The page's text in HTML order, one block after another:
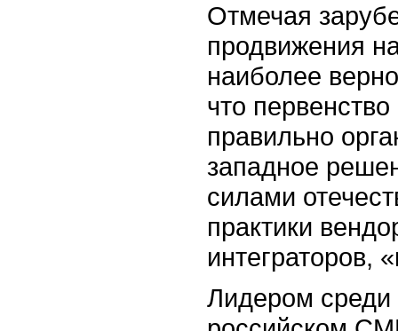
Отмечая
продвижения
наиболее
что
правильно
западное
силами
практики
интеграторов,
Лидером среди